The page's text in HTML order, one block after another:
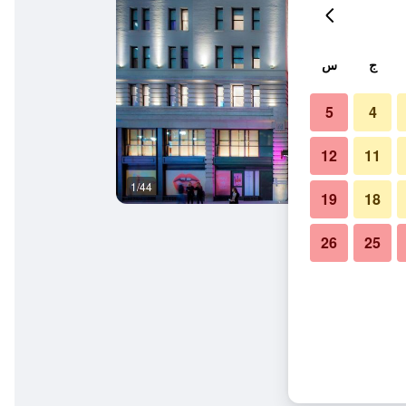
1/44
ج س
4
5
11
12
18
19
25
26